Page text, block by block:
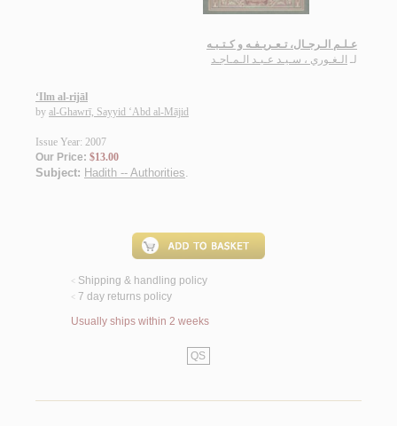
عـلـم الـرجـال، تـعـريـفـه و كـتـبـه
لـ الـغـوري ، سـيـد عـبـد الـمـاجـد
‘Ilm al-rijāl
by al-Ghawrī, Sayyid ‘Abd al-Mājid
Issue Year: 2007
Our Price: $13.00
Subject: Hadith -- Authorities.
< Shipping & handling policy
< 7 day returns policy
Usually ships within 2 weeks
QS